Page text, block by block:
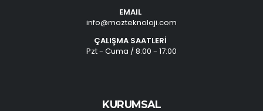
EMAIL
info@mozteknoloji.com
ÇALIŞMA SAATLERİ
Pzt - Cuma / 8:00 - 17:00
KURUMSAL